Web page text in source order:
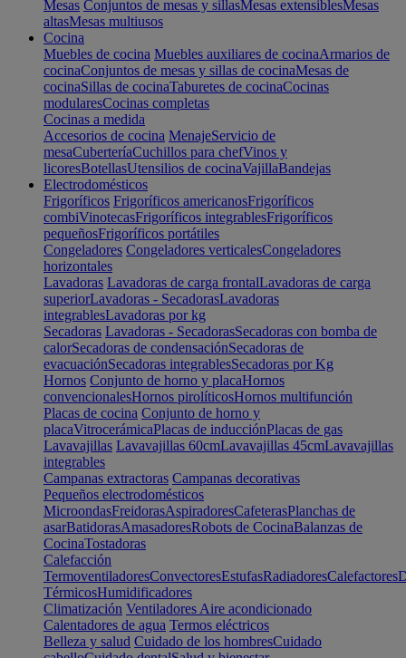
Mesas Conjuntos de mesas y sillasMesas extensiblesMesas
altasMesas multiusos
Cocina
Muebles de cocina Muebles auxiliares de cocinaArmarios de
cocinaConjuntos de mesas y sillas de cocinaMesas de
cocinaSillas de cocinaTaburetes de cocinaCocinas
modularesCocinas completas
Cocinas a medida
Accesorios de cocina MenajeServicio de
mesaCuberteríaCuchillos para chefVinos y
licoresBotellasUtensilios de cocinaVajillaBandejas
Electrodomésticos
Frigoríficos Frigoríficos americanosFrigoríficos
combiVinotecasFrigoríficos integrablesFrigoríficos
pequeñosFrigoríficos portátiles
Congeladores Congeladores verticalesCongeladores
horizontales
Lavadoras Lavadoras de carga frontalLavadoras de carga
superiorLavadoras - SecadorasLavadoras
integrablesLavadoras por kg
Secadoras Lavadoras - SecadorasSecadoras con bomba de
calorSecadoras de condensaciónSecadoras de
evacuaciónSecadoras integrablesSecadoras por Kg
Hornos Conjunto de horno y placaHornos
convencionalesHornos pirolíticosHornos multifunción
Placas de cocina Conjunto de horno y
placaVitrocerámicaPlacas de inducciónPlacas de gas
Lavavajillas Lavavajillas 60cmLavavajillas 45cmLavavajillas
integrables
Campanas extractoras Campanas decorativas
Pequeños electrodomésticos
MicroondasFreidorasAspiradoresCafeterasPlanchas de
asarBatidorasAmasadoresRobots de CocinaBalanzas de
CocinaTostadoras
Calefacción
TermoventiladoresConvectoresEstufasRadiadoresCalefactores
TérmicosHumidificadores
Climatización Ventiladores Aire acondicionado
Calentadores de agua Termos eléctricos
Belleza y salud Cuidado de los hombresCuidado